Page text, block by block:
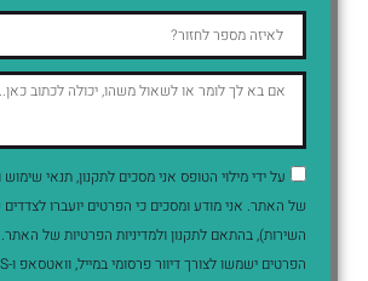
על ידי מילוי הטופס אני מסכים לתקנון, תנאי שימוש
של האתר. אני מודע ומסכים כי הפרטים יועברו לצדדים
השירות), בהתאם לתקנון ולמדיניות הפרטיות של האתר.